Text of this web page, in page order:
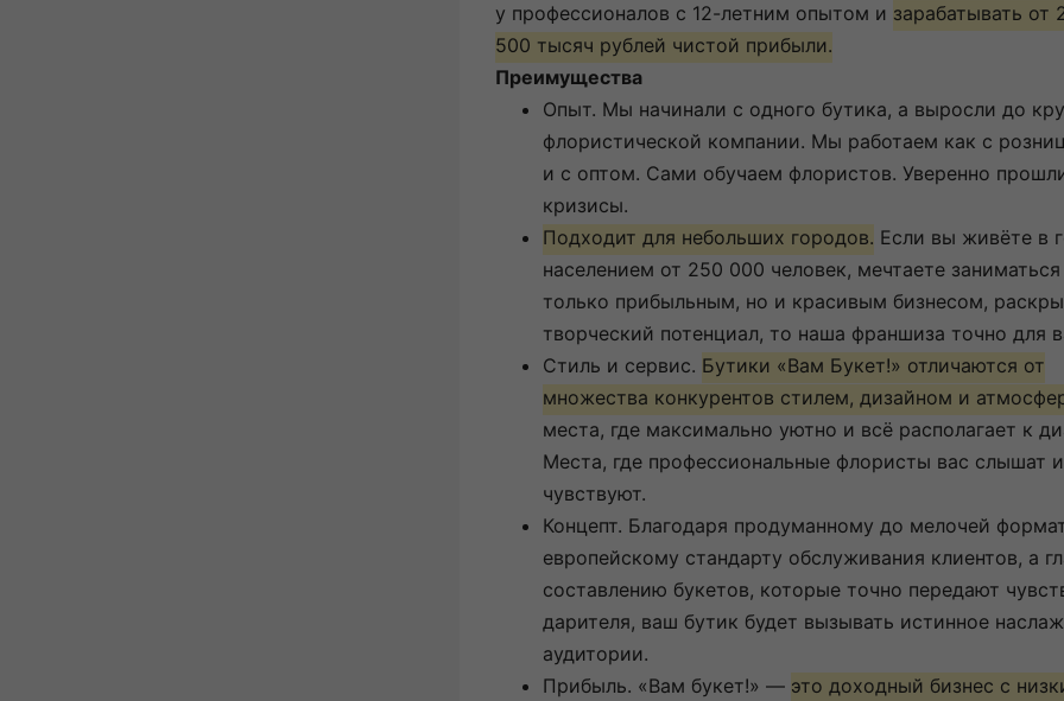
у профессионалов с 12-летним опытом и зарабатывать от
500 тысяч рублей чистой прибыли.
Преимущества
Опыт. Мы начинали с одного бутика, а выросли до
флористической компании. Мы работаем как с
и с оптом. Сами обучаем флористов. Уверенно
кризисы.
Подходит для небольших городов. Если вы живёте в
населением от 250 000 человек, мечтаете
только прибыльным, но и красивым бизнесом,
творческий потенциал, то наша франшиза точно для
Стиль и сервис. Бутики «Вам Букет!» отличаются от
множества конкурентов стилем, дизайном и
места, где максимально уютно и всё располагает к
Места, где профессиональные флористы вас слышат и
чувствуют.
Концепт. Благодаря продуманному до мелочей
европейскому стандарту обслуживания клиентов, а
составлению букетов, которые точно передают
дарителя, ваш бутик будет вызывать истинное
аудитории.
Прибыль. «Вам букет!» — это доходный бизнес с